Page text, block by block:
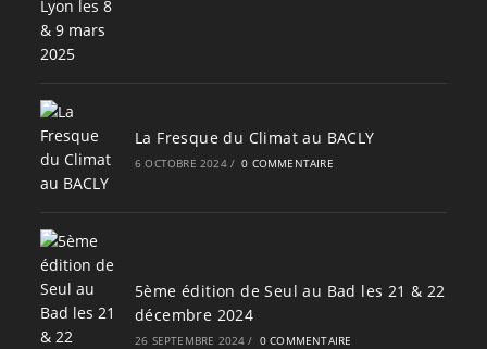
La Fresque du Climat au BACLY
6 OCTOBRE 2024 / 0 COMMENTAIRE
5ème édition de Seul au Bad les 21 & 22
décembre 2024
26 SEPTEMBRE 2024 / 0 COMMENTAIRE